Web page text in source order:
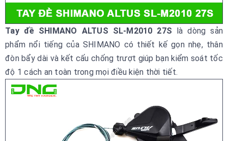
Tay đề SHIMANO ALTUS SL-M2010 27S là dòng sản
phẩm nổi tiếng của SHIMANO có thiết kế gọn nhẹ, thân
đòn bẩy dài và kết cấu chống trượt giúp bạn kiểm soát tốc
độ 1 cách an toàn trong mọi điều kiện thời tiết.